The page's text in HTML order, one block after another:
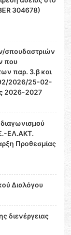
304678)
σπουδαστριών
που
παρ. 3.β και
2026/25-02-
2026-2027
ΕΛ.ΑΚΤ.
Προθεσμίας
Διαλόγου
διενέργειας